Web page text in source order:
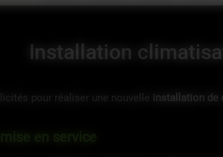
Installation
pour réaliser une nouvelle installation